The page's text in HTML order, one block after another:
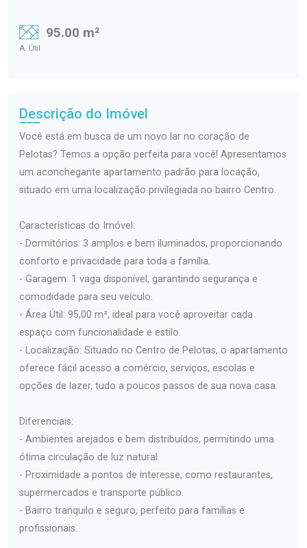
95.00 m²
A. Útil
Descrição do Imóvel
Você está em busca de um novo lar no coração de
Pelotas? Temos a opção perfeita para você! Apresentamos
um aconchegante apartamento padrão para locação,
situado em uma localização privilegiada no bairro Centro.
Características do Imóvel:
- Dormitórios: 3 amplos e bem iluminados, proporcionando
conforto e privacidade para toda a família.
- Garagem: 1 vaga disponível, garantindo segurança e
comodidade para seu veículo.
- Área Útil: 95,00 m², ideal para você aproveitar cada
espaço com funcionalidade e estilo.
- Localização: Situado no Centro de Pelotas, o apartamento
oferece fácil acesso a comércio, serviços, escolas e
opções de lazer, tudo a poucos passos de sua nova casa.
Diferenciais:
- Ambientes arejados e bem distribuídos, permitindo uma
ótima circulação de luz natural.
- Proximidade a pontos de interesse, como restaurantes,
supermercados e transporte público.
- Bairro tranquilo e seguro, perfeito para famílias e
profissionais.